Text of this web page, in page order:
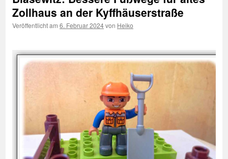
Zollhaus an der Kyffhäuserstraße
Veröffentlicht am 6. Februar 2024von Heiko